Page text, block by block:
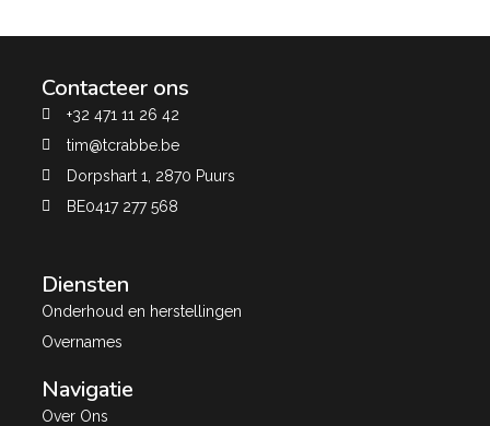
Contacteer ons
+32 471 11 26 42
tim@tcrabbe.be
Dorpshart 1, 2870 Puurs
BE0417 277 568
Diensten
Onderhoud en herstellingen
Overnames
Navigatie
Over Ons